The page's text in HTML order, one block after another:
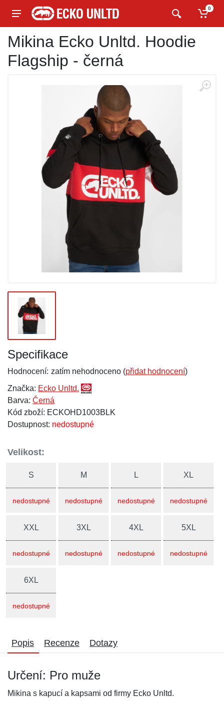
0
Mikina Ecko Unltd. Hoodie
Flagship - černá
Specifikace
Hodnocení: zatím nehodnoceno (přidat hodnocení)
Značka: Ecko Unltd.
Barva: Černá
Kód zboží: ECKOHD1003BLK
Dostupnost: nedostupné
Velikost:
S
nedostupné
M
nedostupné
L
nedostupné
XL
nedostupné
XXL
nedostupné
3XL
nedostupné
4XL
nedostupné
5XL
nedostupné
6XL
nedostupné
Popis Recenze Dotazy
Určení: Pro muže
Mikina s kapucí a kapsami od firmy Ecko Unltd.